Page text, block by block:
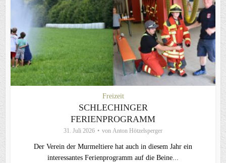
Freizeit
SCHLECHINGER
FERIENPROGRAMM
31. Juli 2026 von Anton Hötzelsperger
Der Verein der Murmeltiere hat auch in diesem Jahr ein
interessantes Ferienprogramm auf die Beine...